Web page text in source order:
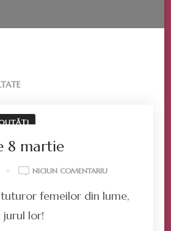
8 martie
NICIUN COMENTARIULA
DE
femeilor din lume,
jurul lor!